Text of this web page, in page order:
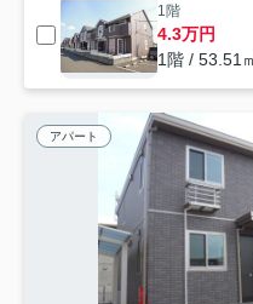
1階
4.3万円
1階 / 53.51
アパート